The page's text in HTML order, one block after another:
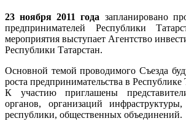
23 ноября 2011 года запланировано
предпринимателей Республики
мероприятия выступает Агентство
Республики Татарстан.
Основной темой проводимого Съезда
роста предпринимательства в Республике
К участию приглашены
органов, организаций
республики, общественных объединений.